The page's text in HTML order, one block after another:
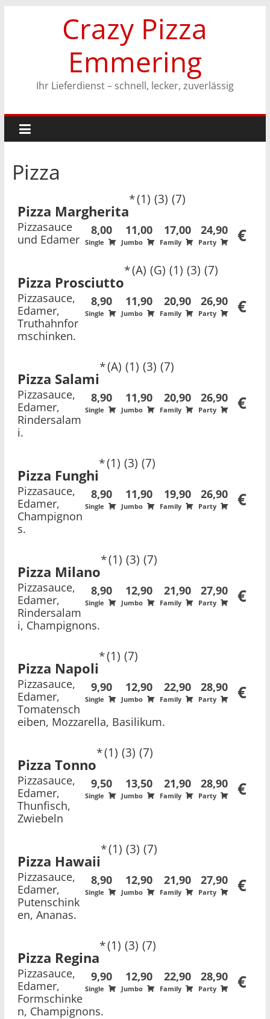
Crazy Pizza
Emmering
Ihr Lieferdienst – schnell, lecker, zuverlässig
Pizza
Pizza Margherita
1 3 7
8,00
Single
11,00
Jumbo
17,00
Family
24,90
Party €
Pizzasauce
und Edamer
Pizza Prosciutto
A G 1 3 7
8,90
Single
11,90
Jumbo
20,90
Family
26,90
Party €
Pizzasauce,
Edamer,
Truthahnfor
mschinken.
Pizza Salami
A 1 3 7
8,90
Single
11,90
Jumbo
20,90
Family
26,90
Party €
Pizzasauce,
Edamer,
Rindersalam
i.
Pizza Funghi
1 3 7
8,90
Single
11,90
Jumbo
19,90
Family
26,90
Party €
Pizzasauce,
Edamer,
Champignon
s.
Pizza Milano
1 3 7
8,90
Single
12,90
Jumbo
21,90
Family
27,90
Party €
Pizzasauce,
Edamer,
Rindersalam
i, Champignons.
Pizza Napoli
1 7
9,90
Single
12,90
Jumbo
22,90
Family
28,90
Party €
Pizzasauce,
Edamer,
Tomatensch
eiben, Mozzarella, Basilikum.
Pizza Tonno
1 3 7
9,50
Single
13,50
Jumbo
21,90
Family
28,90
Party €
Pizzasauce,
Edamer,
Thunfisch,
Zwiebeln
Pizza Hawaii
1 3 7
8,90
Single
12,90
Jumbo
21,90
Family
27,90
Party €
Pizzasauce,
Edamer,
Putenschink
en, Ananas.
Pizza Regina
1 3 7
9,90
Single
12,90
Jumbo
22,90
Family
28,90
Party €
Pizzasauce,
Edamer,
Formschinke
n, Champignons.